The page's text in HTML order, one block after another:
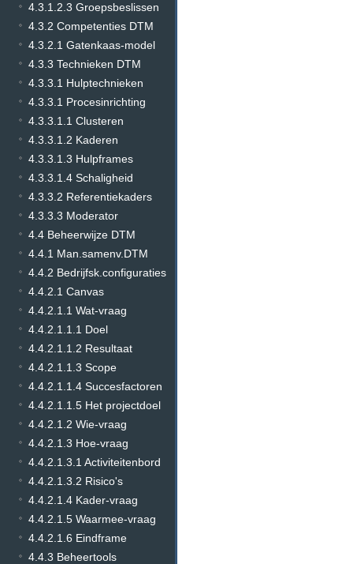
4.3.1.2.3 Groepsbeslissen
4.3.2 Competenties DTM
4.3.2.1 Gatenkaas-model
4.3.3 Technieken DTM
4.3.3.1 Hulptechnieken
4.3.3.1 Procesinrichting
4.3.3.1.1 Clusteren
4.3.3.1.2 Kaderen
4.3.3.1.3 Hulpframes
4.3.3.1.4 Schaligheid
4.3.3.2 Referentiekaders
4.3.3.3 Moderator
4.4 Beheerwijze DTM
4.4.1 Man.samenv.DTM
4.4.2 Bedrijfsk.configuraties
4.4.2.1 Canvas
4.4.2.1.1 Wat-vraag
4.4.2.1.1.1 Doel
4.4.2.1.1.2 Resultaat
4.4.2.1.1.3 Scope
4.4.2.1.1.4 Succesfactoren
4.4.2.1.1.5 Het projectdoel
4.4.2.1.2 Wie-vraag
4.4.2.1.3 Hoe-vraag
4.4.2.1.3.1 Activiteitenbord
4.4.2.1.3.2 Risico's
4.4.2.1.4 Kader-vraag
4.4.2.1.5 Waarmee-vraag
4.4.2.1.6 Eindframe
4.4.3 Beheertools